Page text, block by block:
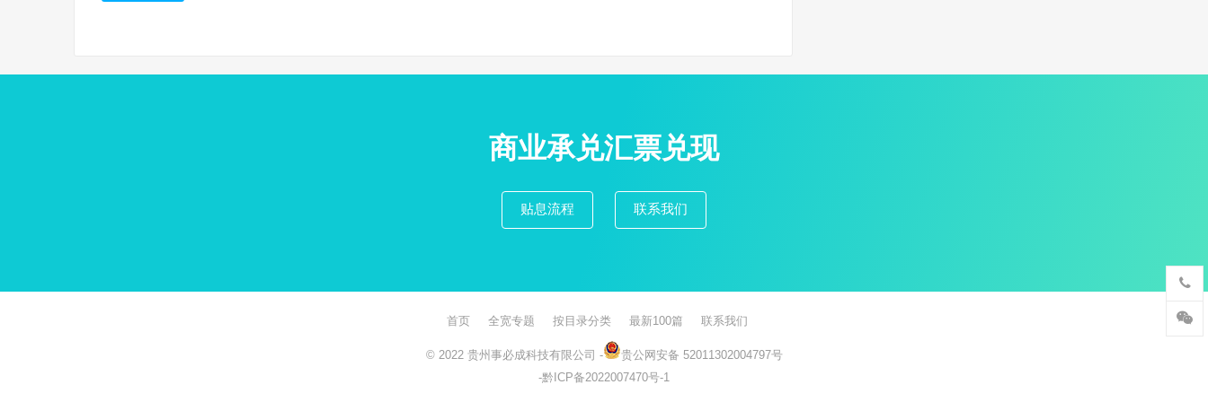
商业承兑汇票兑现
贴息流程 联系我们
首页 全宽专题 按目录分类 最新100篇 联系我们
© 2022 贵州事必成科技有限公司 -
贵公网安备 52011302004797号
-黔ICP备2022007470号-1